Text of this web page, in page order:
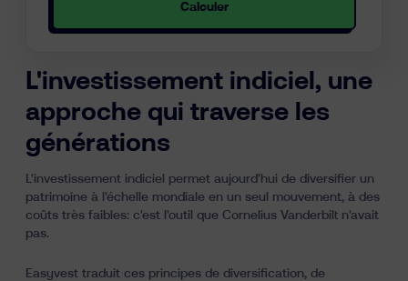
Calculer
L'investissement indiciel, une
approche qui traverse les
générations
L'investissement indiciel
permet aujourd'hui de diversifier un
patrimoine à l'échelle mondiale en un seul mouvement, à des
coûts très faibles: c'est l'outil que Cornelius Vanderbilt n'avait
pas.
Easyvest traduit ces principes de diversification, de